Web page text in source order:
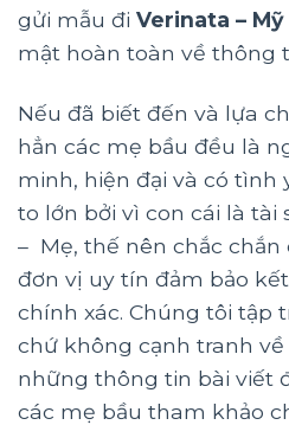
gửi mẫu đi Verinata – Mỹ
mật hoàn toàn về thông
Nếu đã biết đến và lựa
hẳn các mẹ bầu đều là
minh, hiện đại và có tình
to lớn bởi vì con cái là tài
– Mẹ, thế nên chắc chắn
đơn vị uy tín đảm bảo
chính xác. Chúng tôi tập
chứ không cạnh tranh về
những thông tin bài viết
các mẹ bầu tham khảo